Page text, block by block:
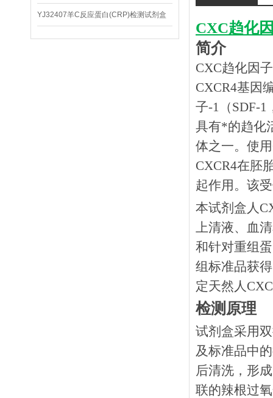
YJ32407羊C反应蛋白(CRP)检测试剂盒
CXC趋化
简介
CXC趋化因
CXCR4基因
子-1（SDF-
具有*的趋化
体之一。使
CXCR4在胚
起作用。该
本试剂盒人
上清液、血
和针对重组
组标准品获
定天然人
检测原理
试剂盒采用
及标准品中
后清洗，形
联的辣根过